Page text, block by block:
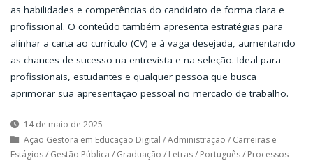
as habilidades e competências do candidato de forma clara e
profissional. O conteúdo também apresenta estratégias para
alinhar a carta ao currículo (CV) e à vaga desejada, aumentando
as chances de sucesso na entrevista e na seleção. Ideal para
profissionais, estudantes e qualquer pessoa que busca
aprimorar sua apresentação pessoal no mercado de trabalho.
14 de maio de 2025
Ação Gestora em Educação Digital /Administração / Carreiras e
Estágios/ Gestão Pública / Graduação / Letras/ Português/ Processos